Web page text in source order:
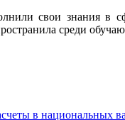
свои знания в
среди